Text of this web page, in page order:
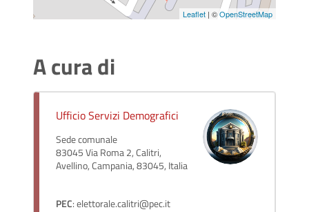
Leaflet | ©OpenStreetMap
A cura di
Ufficio Servizi Demografici
Sede comunale
83045 Via Roma 2, Calitri,
Avellino, Campania, 83045, Italia
PEC: elettorale.calitri@pec.it